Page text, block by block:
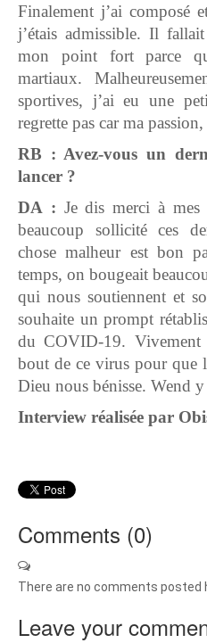
Finalement j’ai composé
j’étais admissible. Il
mon point fort parce
martiaux.
sportives, j’ai eu une
regrette pas car ma
RB : Avez-vous un
lancer ?
DA : Je dis merci à mes
beaucoup sollicité ces
chose malheur est bon
temps, on bougeait
qui nous soutiennent et
souhaite un prompt
du COVID-19.
bout de ce virus pour que
Dieu nous bénisse. Wend y
Interview réalisée par
Comments (0)
There are no comments posted
Leave your